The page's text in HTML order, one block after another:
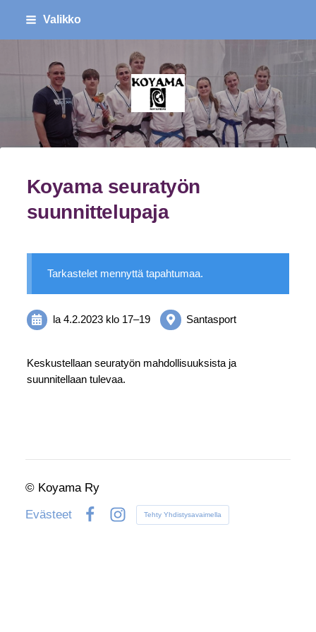
Siirry
Valikko
Koyama Ry
Koyama seuratyön
suunnittelupaja
Tarkastelet mennyttä tapahtumaa.
la 4.2.2023 klo 17–19 Santasport
Keskustellaan seuratyön mahdollisuuksista ja
suunnitellaan tulevaa.
© Koyama Ry
Evästeet
Instagram
Tehty Yhdistysavaimella